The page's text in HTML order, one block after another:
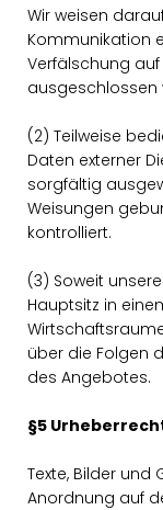
Wir weisen
Kommunikation
Verfälschung
ausgeschlossen
(2) Teilweise
Daten externer
sorgfältig
Weisungen
kontrolliert.
(3) Soweit
Hauptsitz in
über die Folgen
des Angebotes.
§5
Texte, Bilder und
Anordnung auf